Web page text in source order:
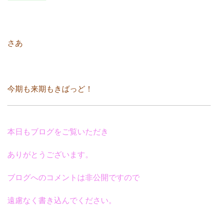
さあ
今期も来期もきばっど！
本日もブログをご覧いただき
ありがとうございます。
ブログへのコメントは非公開ですので
遠慮なく書き込んでください。